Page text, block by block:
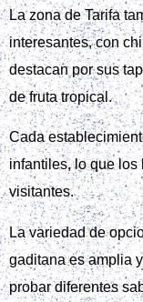
La zona de Tarifa
interesantes, con
destacan por sus
de fruta tropical.
Cada
infantiles, lo que
visitantes.
La variedad de
gaditana es amplia
probar diferentes